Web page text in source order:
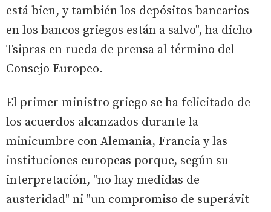
está bien, y también los depósitos bancarios
en los bancos griegos están a salvo", ha dicho
Tsipras en rueda de prensa al término del
Consejo Europeo.
El primer ministro griego se ha felicitado de
los acuerdos alcanzados durante la
minicumbre con Alemania, Francia y las
instituciones europeas porque, según su
interpretación, "no hay medidas de
austeridad" ni "un compromiso de superávit